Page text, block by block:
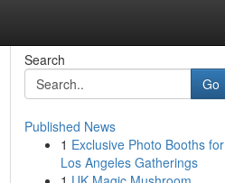
Search
Go
Published News
1 Exclusive Photo Booths for
Los Angeles Gatherings